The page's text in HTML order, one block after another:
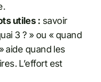
utiles : savoir
3 ? » ou « quand
aide quand les
L’effort est